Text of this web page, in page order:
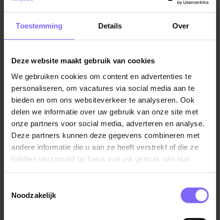
Toestemming Details Over
Deze website maakt gebruik van cookies
We gebruiken cookies om content en advertenties te
personaliseren, om vacatures via social media aan te
bieden en om ons websiteverkeer te analyseren. Ook
delen we informatie over uw gebruik van onze site met
onze partners voor social media, adverteren en analyse.
Deze partners kunnen deze gegevens combineren met
andere informatie die u aan ze heeft verstrekt of die ze
hebben verzameld op basis van uw gebruik van hun
Noodzakelijk
8% vakantiegeld en 8,33% eindejaarsuitkering
tussen 22% en 60%
korting op uitjes en activiteiten via Fit & Fun
Alle ruimte voor groei met volop kansen voor
(bij)scholing en jouw eigen ideeën
Werk met betekenis, waarin jij écht het verschil
maakt voor cliënten en de zorg van morgen
Voorrang op een betaalbare huurwoningwaarvoor
je geen inschrijving nodig hebt (bekijk de
mogelijkheden via wonen via Envida)
De kans om direct bij te dragen aan het welzijn van
Vacatures in Margraten|Vacatures in Zuid Limburg|
Vacatures Zorg in Limburg |Vacatures in de ouderenzorg
Vergelijkbare vacatures
Jouw BBL-traject in de ouderenzorg
begint bij Cicero!
Cicero Zorggroep
Zuid Limburg